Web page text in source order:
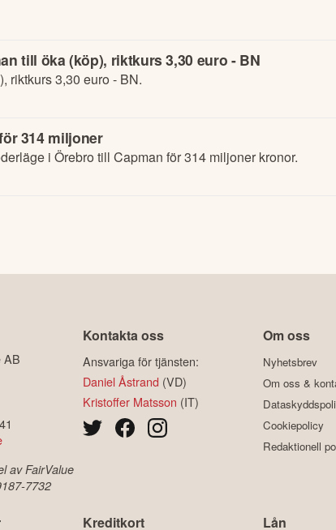
till öka (köp), riktkurs 3,30 euro - BN
riktkurs 3,30 euro - BN.
314 miljoner
i Örebro till Capman för 314 miljoner kronor.
AB
av FairValue
7732
Kontakta oss
Ansvariga för tjänsten:
Daniel Åstrand (VD)
Kristoffer Matsson (IT)
Om oss
Nyhetsbrev
Om oss &
Cookiepolicy
Redaktionell
Kreditkort Lån